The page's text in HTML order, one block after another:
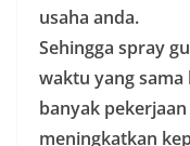
usaha anda.
Sehingga spray
waktu yang sama
banyak
meningkatkan